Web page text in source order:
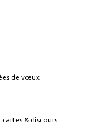
de vœux
& discours